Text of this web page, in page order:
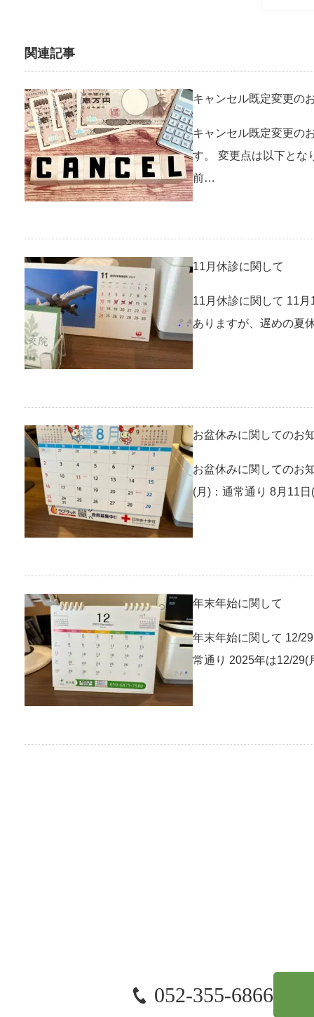
関連記事
キャンセル既定変更の
キャンセル既定変更の
す。 変更点は以下とな
前…
11月休診に関して
11月休診に関して 11
ありますが、遅めの夏
お盆休みに関してのお
お盆休みに関してのお
(月)：通常通り 8月11
年末年始に関して
年末年始に関して 12/
常通り 2025年は12/
052-355-6866